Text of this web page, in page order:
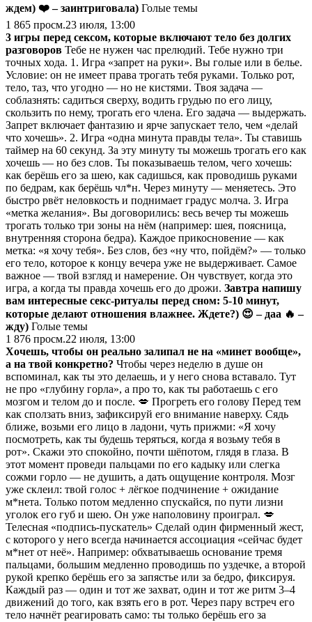
ждем) ❤️ – заинтриговала) Голые темы
1 865 просм.23 июля, 13:00
3 игры перед сексом, которые включают тело без долгих
разговоров Тебе не нужен час прелюдий. Тебе нужно три
точных хода. 1. Игра «запрет на руки». Вы голые или в белье.
Условие: он не имеет права трогать тебя руками. Только рот,
тело, таз, что угодно — но не кистями. Твоя задача —
соблазнять: садиться сверху, водить грудью по его лицу,
скользить по нему, трогать его члена. Его задача — выдержать.
Запрет включает фантазию и ярче запускает тело, чем «делай
что хочешь». 2. Игра «одна минута правды тела». Ты ставишь
таймер на 60 секунд. За эту минуту ты можешь трогать его как
хочешь — но без слов. Ты показываешь телом, чего хочешь:
как берёшь его за шею, как садишься, как проводишь руками
по бедрам, как берёшь чл*н. Через минуту — меняетесь. Это
быстро рвёт неловкость и поднимает градус молча. 3. Игра
«метка желания». Вы договорились: весь вечер ты можешь
трогать только три зоны на нём (например: шея, поясница,
внутренняя сторона бедра). Каждое прикосновение — как
метка: «я хочу тебя». Без слов, без «ну что, пойдём?» — только
его тело, которое к концу вечера уже не выдерживает. Самое
важное — твой взгляд и намерение. Он чувствует, когда это
игра, а когда ты правда хочешь его до дрожи. Завтра напишу
вам интересные секс-ритуалы перед сном: 5-10 минут,
которые делают отношения влажнее. Ждете?) 😍 – даа 🔥 –
жду) Голые темы
1 876 просм.22 июля, 13:00
Хочешь, чтобы он реально залипал не на «минет вообще»,
а на твой конкретно? Чтобы через неделю в душе он
вспоминал, как ты это делаешь, и у него снова вставало. Тут
не про «глубину горла», а про то, как ты работаешь с его
мозгом и телом до и после. 💋 Прогреть его голову Перед тем
как сползать вниз, зафиксируй его внимание наверху. Сядь
ближе, возьми его лицо в ладони, чуть прижми: «Я хочу
посмотреть, как ты будешь теряться, когда я возьму тебя в
рот». Скажи это спокойно, почти шёпотом, глядя в глаза. В
этот момент проведи пальцами по его кадыку или слегка
сожми горло — не душить, а дать ощущение контроля. Мозг
уже склеил: твой голос + лёгкое подчинение + ожидание
м*нета. Только потом медленно спускайся, по пути лизни
уголок его губ и шею. Он уже наполовину проиграл. 💋
Телесная «подпись-пускатель» Сделай один фирменный жест,
с которого у него всегда начинается ассоциация «сейчас будет
м*нет от неё». Например: обхватываешь основание тремя
пальцами, большим медленно проводишь по уздечке, а второй
рукой крепко берёшь его за запястье или за бедро, фиксируя.
Каждый раз — один и тот же захват, один и тот же ритм 3–4
движений до того, как взять его в рот. Через пару встреч его
тело начнёт реагировать само: ты только берёшь его за